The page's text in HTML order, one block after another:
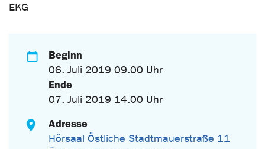
EKG
Beginn
06. Juli 2019 09.00 Uhr
Ende
07. Juli 2019 14.00 Uhr
Adresse
Hörsaal Östliche Stadtmauerstraße 11